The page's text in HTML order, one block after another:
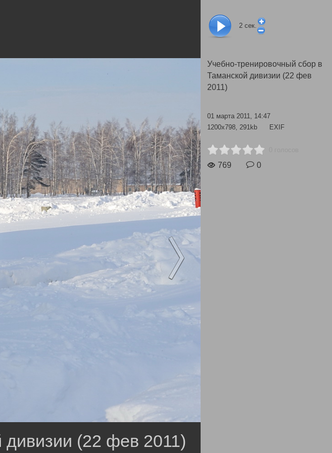
2 сек.
Учебно-тренировочный сбор в
Таманской дивизии (22 фев
2011)
01 марта 2011, 14:47
1200x798, 291kb
EXIF
769 0
(22 фев 2011)